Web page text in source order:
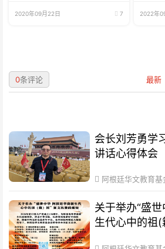
2020年09月22日 7 2022年
最新
0条评论
会长刘芳勇学
讲话心得体会
阿根廷华文教育基
关于举办“盛
生代心中的祖(